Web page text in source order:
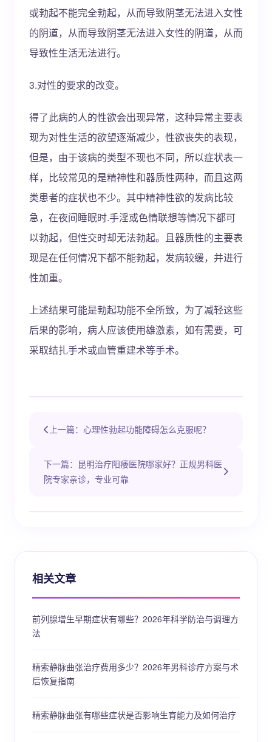
或勃起不能完全勃起，从而导致阴茎无法进入女性
的阴道，从而导致阴茎无法进入女性的阴道，从而
导致性生活无法进行。
3.对性的要求的改变。
得了此病的人的性欲会出现异常，这种异常主要表
现为对性生活的欲望逐渐减少，性欲丧失的表现，
但是，由于该病的类型不现也不同，所以症状表一
样，比较常见的是精神性和器质性两种，而且这两
类患者的症状也不少。其中精神性欲的发病比较
急，在夜间睡眠时.手淫或色情联想等情况下都可
以勃起，但性交时却无法勃起。且器质性的主要表
现是在任何情况下都不能勃起，发病较缓，并进行
性加重。
上述结果可能是勃起功能不全所致，为了减轻这些
后果的影响，病人应该使用雄激素，如有需要，可
采取结扎手术或血管重建术等手术。
上一篇：心理性勃起功能障碍怎么克服呢？
下一篇：昆明治疗阳痿医院哪家好？正规男科医
院专家亲诊，专业可靠
相关文章
前列腺增生早期症状有哪些？2026年科学防治与调理方
法
精索静脉曲张治疗费用多少？2026年男科诊疗方案与术
后恢复指南
精索静脉曲张有哪些症状是否影响生育能力及如何治疗